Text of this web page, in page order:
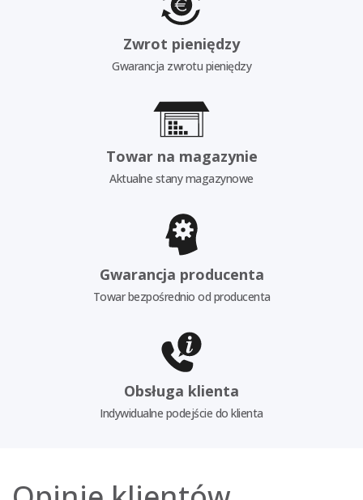
Zwrot pieniędzy
Gwarancja zwrotu pieniędzy
Towar na magazynie
Aktualne stany magazynowe
Gwarancja producenta
Towar bezpośrednio od producenta
Obsługa klienta
Indywidualne podejście do klienta